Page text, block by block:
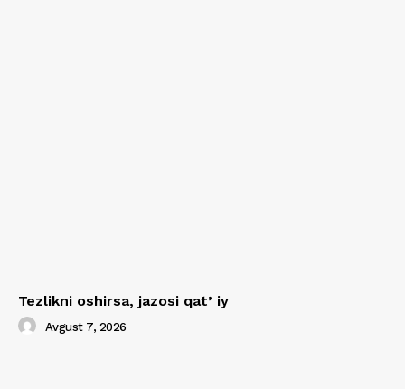
Tezlikni oshirsa, jazosi qatʼiy
Avgust 7, 2026